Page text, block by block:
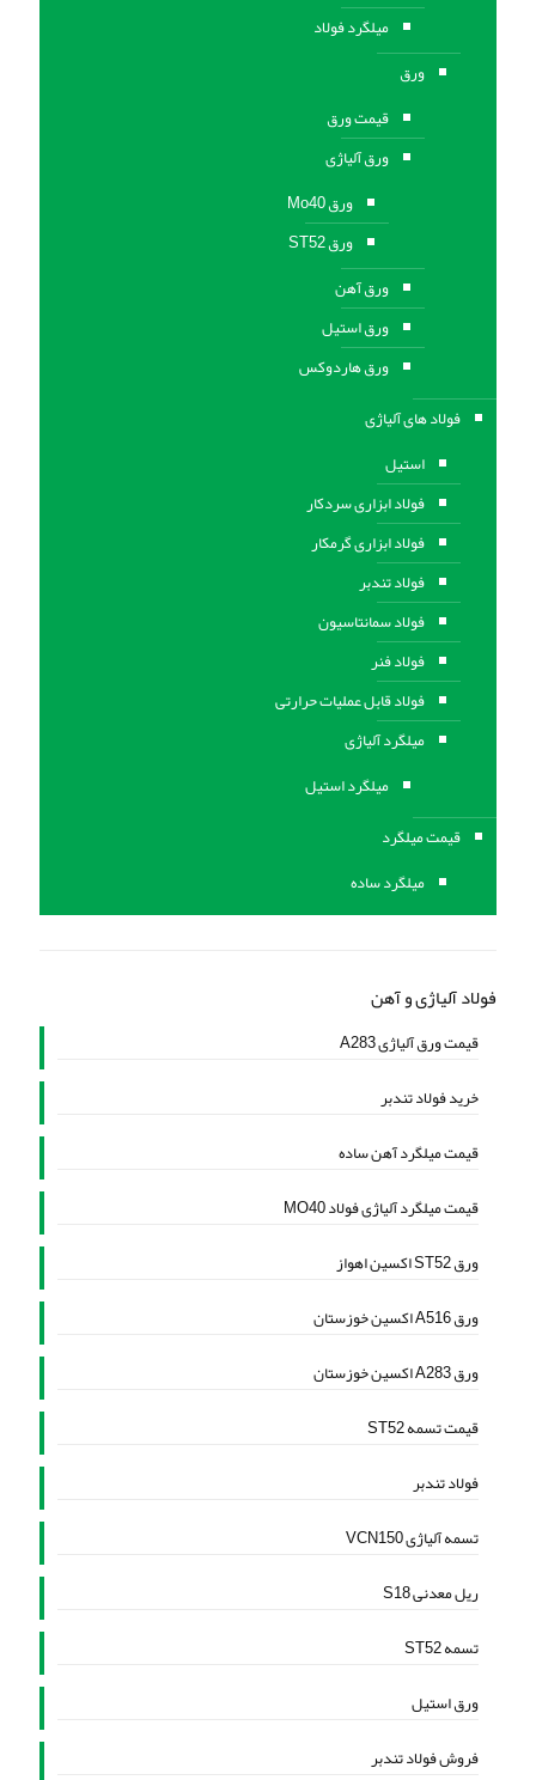
میلگرد فولاد
ورق
قیمت ورق
ورق آلیاژی
ورق Mo40
ورق ST52
ورق آهن
ورق استيل
ورق هاردوکس
فولاد های آلیاژی
استیل
فولاد ابزاری سردکار
فولاد ابزاری گرمکار
فولاد تندبر
فولاد سمانتاسیون
فولاد فنر
فولاد قابل عملیات حرارتی
ميلگرد آلیاژی
میلگرد استیل
قیمت میلگرد
میلگرد ساده
فولاد آلیاژی و آهن
قیمت ورق آلیاژی A283
خرید فولاد تندبر
قیمت میلگرد آهن ساده
قیمت میلگرد آلیاژی فولاد MO40
ورق ST52 اکسین اهواز
ورق A516 اکسین خوزستان
ورق A283 اکسین خوزستان
قیمت تسمه ST52
فولاد تندبر
تسمه آلیاژی VCN150
ریل معدنی S18
تسمه ST52
ورق استیل
فروش فولاد تندبر